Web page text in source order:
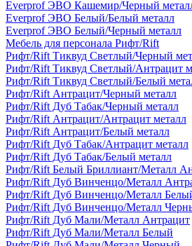
Everprof ЭВО Кашемир/Черный
Everprof ЭВО Белый/Белый металл
Everprof ЭВО Белый/Черный металл
Мебель для персонала Рифт/Rift
Рифт/Rift Тиквуд Светлый/Черный
Рифт/Rift Тиквуд Светлый/Антрацит
Рифт/Rift Тиквуд Светлый/Белый
Рифт/Rift Антрацит/Черный металл
Рифт/Rift Дуб Табак/Черный металл
Рифт/Rift Антрацит/Антрацит металл
Рифт/Rift Антрацит/Белый металл
Рифт/Rift Дуб Табак/Антрацит металл
Рифт/Rift Дуб Табак/Белый металл
Рифт/Rift Белый Бриллиант/Металл
Рифт/Rift Дуб Винченцо/Металл
Рифт/Rift Дуб Винченцо/Металл
Рифт/Rift Дуб Винченцо/Металл
Рифт/Rift Дуб Мали/Металл Антрацит
Рифт/Rift Дуб Мали/Металл Белый